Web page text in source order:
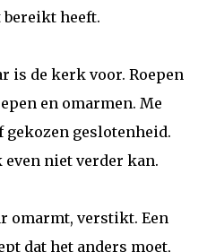
heeft.
is de kerk voor. Roepen
en omarmen. Me
geslotenheid.
niet verder kan.
omarmt, verstikt. Een
dat het anders moet,